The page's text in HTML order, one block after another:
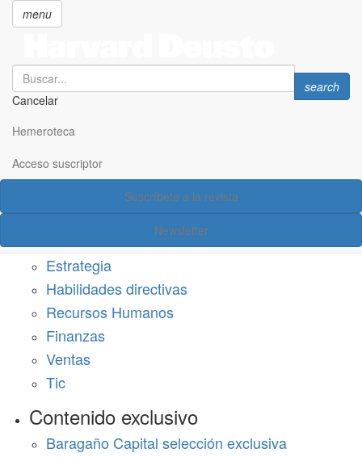
principal
menu
Search
Cancelar
Search
search
Hemeroteca
Acceso suscriptor
Suscríbete a la revista
Newsletter
Acceso suscriptor
Estrategia
Habilidades directivas
Recursos Humanos
Finanzas
Ventas
Tic
Contenido exclusivo
Baragaño Capital selección exclusiva